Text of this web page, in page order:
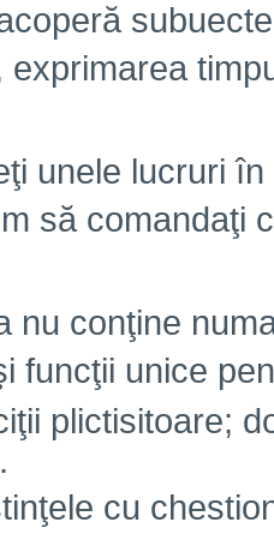
exprimarea
unele lucruri
să
nu conţine
funcţii unice
plictisitoare;
cu